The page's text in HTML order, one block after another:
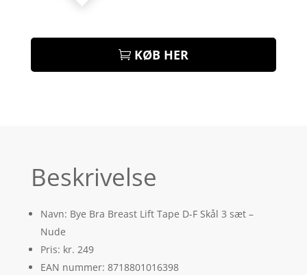
KØB HER
Beskrivelse
Navn: Bye Bra Breast Lift Tape D-F Skål 3 sæt –
Nude
Pris: kr. 249
EAN nummer: 8718801016398